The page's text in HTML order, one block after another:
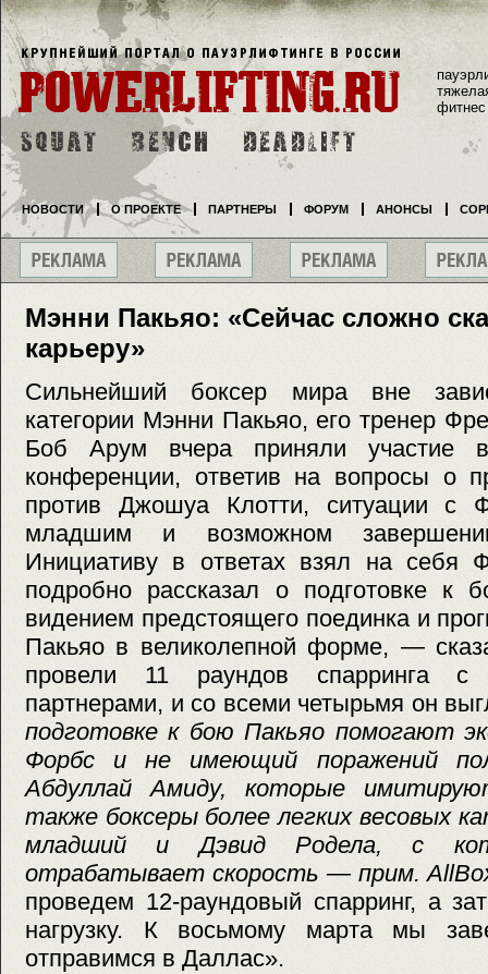
Мэнни Пакьяо: «Сейчас сложно
карьеру»
Сильнейший боксер мира вне
категории Мэнни Пакьяо, его тренер
Боб Арум вчера приняли участие
конференции, ответив на вопросы о
против Джошуа Клотти, ситуации с
младшим и возможном
Инициативу в ответах взял на себя
подробно рассказал о подготовке к
видением предстоящего поединка и
Пакьяо в великолепной форме, —
провели 11 раундов спарринга с
партнерами, и со всеми четырьмя он
подготовке к бою Пакьяо помогают
Форбс и не имеющий поражений
Абдуллай Амиду, которые
также боксеры более легких весовых
младший и Дэвид Родела, с
отрабатывает скорость — прим.
проведем 12-раундовый спарринг, а
нагрузку. К восьмому марта мы
отправимся в Даллас».
фитнес
НОВОСТИ О ПРОЕКТЕ ПАРТНЕРЫ ФОРУМ АНОНСЫ